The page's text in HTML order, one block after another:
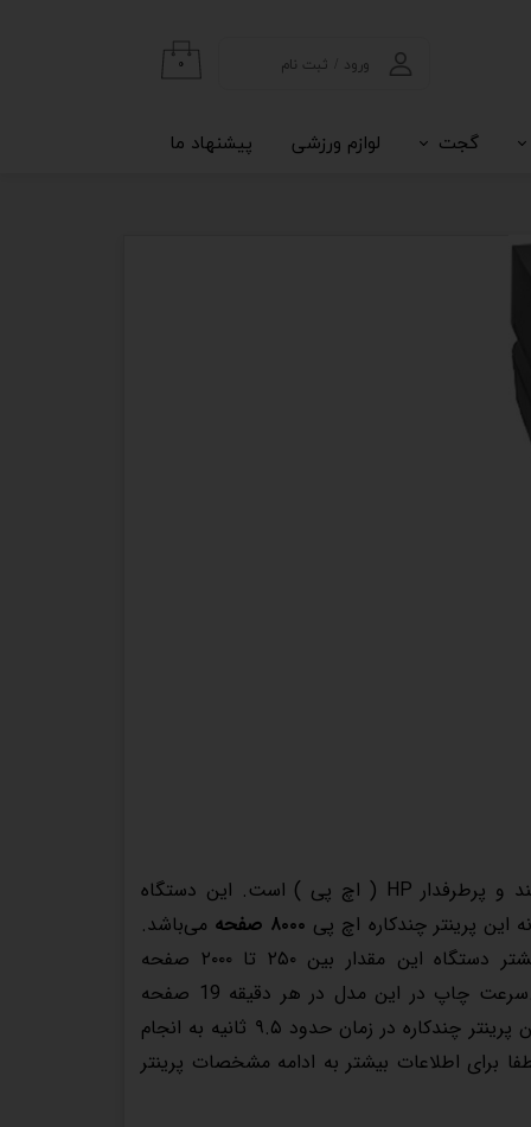
ورود ثبت نام
تغییر گذر واژه
۰
گجت لوازم ورزشی پیشنهاد ما
با تکنولوژی چاپ سیاه و سفید محصولی چهارکاره لیزری از شرکت قدرتمند و پرطرفدار HP ( اچ پی ) است. این دستگاه
این پرینتر چندکاره اچ پی ۸۰۰۰ صفحه
می‌باشد.
البته به توصیه شرکت سازنده بهتر است برای حفظ سلامت و عمر بیشتر دستگاه این مقدار بین ۲۵۰ تا ۲۰۰۰ صفحه
چهارکاره 1212nf معادل ۱۵۰ برگ است.سرعت چاپ در این مدل در هر دقیقه 19 صفحه
می‌باشد که سرعت نسبتا بالایی محسوب می‌شود. اولین دستور چاپ در این پرینتر چندکاره در زمان حدود ۹.۵ ثانیه به انجام
برای اطلاعات بیشتر به ادامه مشخصات پرینتر